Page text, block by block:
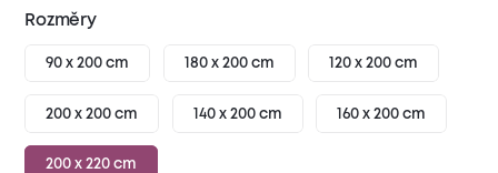
Rozměry
90 x 200 cm 180 x 200 cm 120 x 200 cm
200 x 200 cm 140 x 200 cm 160 x 200 cm
200 x 220 cm